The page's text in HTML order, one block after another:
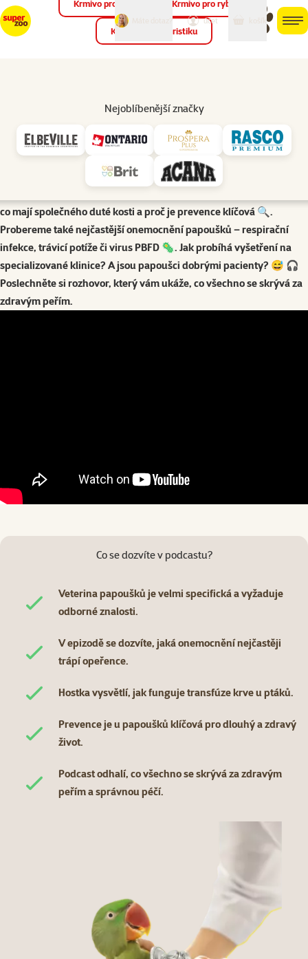
můj
účet
Krmivo pro ptáky Krmivo pro ryby
Krmivo pro teraristiku
Nejoblíbenější značky
Veterina papoušků – zdraví, nemoci, prevence | Podcast Super zoo
podcastu Super zoo se společně s hostkou MVDr. Andreou Henrik,
zakladatelkou značky Avilore a odbornicí z VET-KLINIKY v Hradci
Králové, podíváme na to, proč je péče o opeřence úplně jiná než u
co mají společného duté kosti a proč je prevence klíčová 🔍.
Probereme také nejčastější onemocnění papoušků – respirační
infekce, trávicí potíže či virus PBFD 🦠. Jak probíhá vyšetření na
specializované klinice? A jsou papoušci dobrými pacienty? 😅 🎧
Poslechněte si rozhovor, který vám ukáže, co všechno se skrývá za
zdravým peřím.
Co se dozvíte v podcastu?
Veterina papoušků je velmi specifická a vyžaduje
odborné znalosti.
V epizodě se dozvíte, jaká onemocnění nejčastěji
trápí opeřence.
Hostka vysvětlí, jak funguje transfúze krve u ptáků.
Prevence je u papoušků klíčová pro dlouhý a zdravý
život.
Podcast odhalí, co všechno se skrývá za zdravým
peřím a správnou péčí.